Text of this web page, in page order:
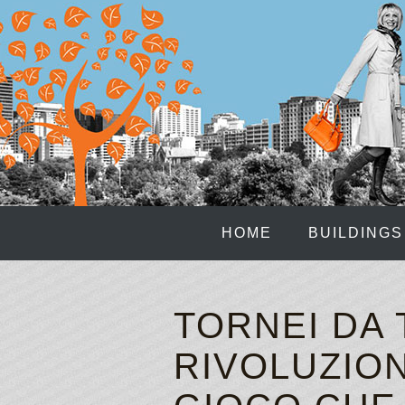
HOME BUILDINGS
TORNEI DA